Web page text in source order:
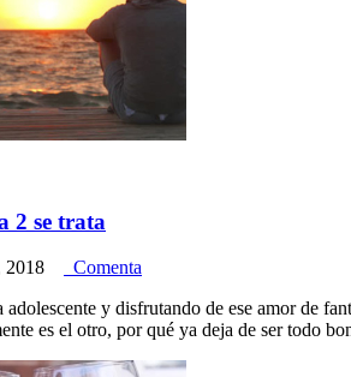
2 se trata
2018
Comenta
adolescente y disfrutando de ese amor de
es el otro, por qué ya deja de ser todo